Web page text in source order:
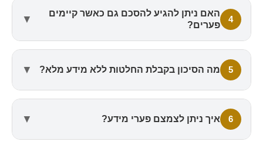
האם ניתן להגיע להסכם גם כאשר קיימים
פערים?
▼
מה הסיכון בקבלת החלטות ללא מידע מלא? ▼
איך ניתן לצמצם פערי מידע? ▼